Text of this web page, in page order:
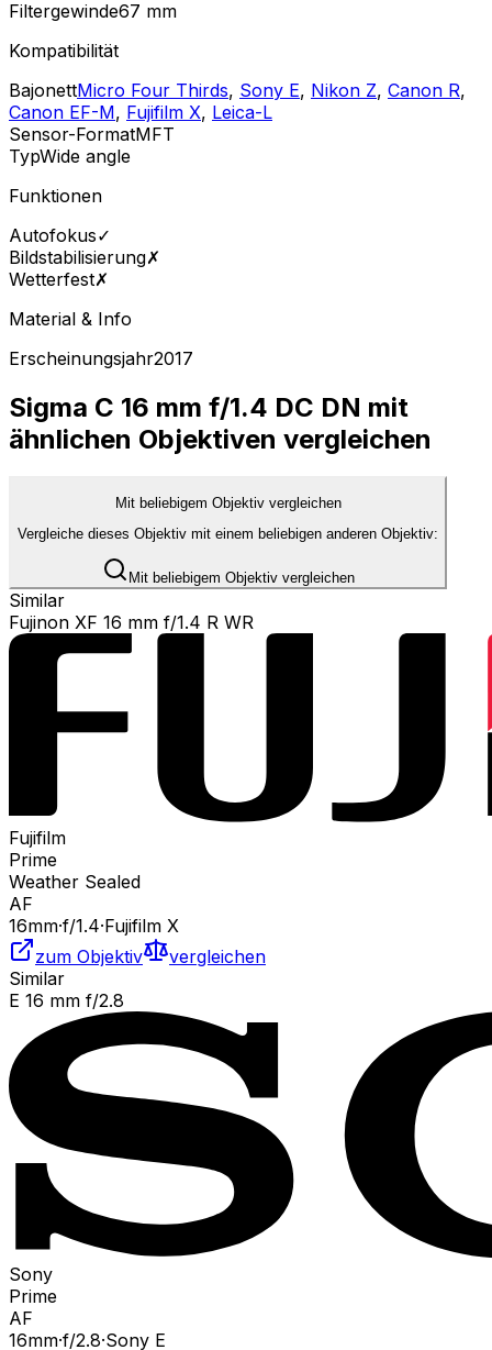
Filtergewinde67 mm
Kompatibilität
BajonettMicro Four Thirds, Sony E, Nikon Z, Canon R,
Canon EF-M, Fujifilm X, Leica-L
Sensor-FormatMFT
TypWide angle
Funktionen
Autofokus✓
Bildstabilisierung✗
Wetterfest✗
Material & Info
Erscheinungsjahr2017
Sigma C 16 mm f/1.4 DC DN mit
ähnlichen Objektiven vergleichen
Mit beliebigem Objektiv vergleichen
Vergleiche dieses Objektiv mit einem beliebigen anderen Objektiv:
Mit beliebigem Objektiv vergleichen
Similar
Fujinon XF 16 mm f/1.4 R WR
Fujifilm
Prime
Weather Sealed
AF
16mm·f/1.4·Fujifilm X
zum Objektiv
vergleichen
Similar
E 16 mm f/2.8
Sony
Prime
AF
16mm·f/2.8·Sony E